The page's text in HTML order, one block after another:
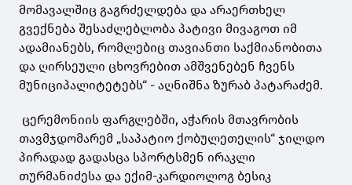
მომავალშიც გაგრძელდება და არაერთხელ
გვექნება შესაძლებლობა პატივი მივაგოთ იმ
ადამიანებს, რომლებიც თავიანთი საქმიანობითა
და ღირსეული ცხოვრებით ამშვენებენ ჩვენს
მუნიციპალიტეტებს“ - აღნიშნა ზურაბ პატარაძემ.
ცერემონიის ფარგლებში, აჭარის მთავრობის
თავმჯდომარემ „საპატიო ქობულეთელის“ ჯილდო
პირადად გადასცა სპორტსმენ ირაკლი
თურმანიძესა და ექიმ-კარდიოლოგ ბესიკ